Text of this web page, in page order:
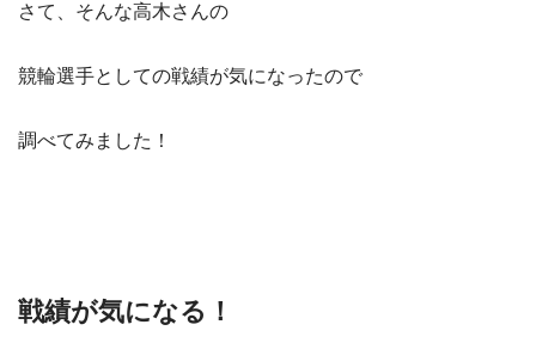
さて、そんな高木さんの
競輪選手としての戦績が気になったので
調べてみました！
戦績が気になる！